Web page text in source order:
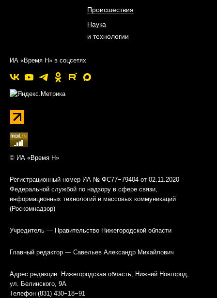
Происшествия
Наука
и технологии
ИА «Время Н» в соцсетях
© ИА «Время Н»
Регистрационный номер ИА № ФС77−79404 от 02.11.2020
Федеральной службой по надзору в сфере связи,
информационных технологий и массовых коммуникаций
(Роскомнадзор)
Учредитель — Правительство Нижегородской области
Главный редактор — Савельев Александр Михайлович
Адрес редакции: Нижегородская область, Нижний Новгород,
ул. Белинского, 9А
Телефон (831) 430−18−91